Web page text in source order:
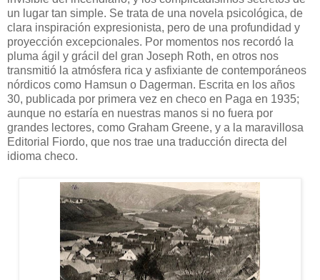
un lugar tan simple. Se trata de una novela psicológica, de
clara inspiración expresionista, pero de una profundidad y
proyección excepcionales. Por momentos nos recordó la
pluma ágil y grácil del gran Joseph Roth, en otros nos
transmitió la atmósfera rica y asfixiante de contemporáneos
nórdicos como Hamsun o Dagerman. Escrita en los años
30, publicada por primera vez en checo en Paga en 1935;
aunque no estaría en nuestras manos si no fuera por
grandes lectores, como Graham Greene, y a la maravillosa
Editorial Fiordo, que nos trae una traducción directa del
idioma checo.